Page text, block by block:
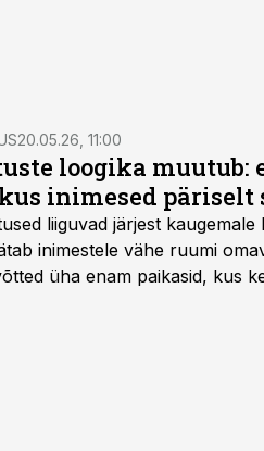
20.05.26, 11:00
loogika muutub:
inimesed
liiguvad järjest
inimestele vähe ruumi
üha enam paikasid, kus